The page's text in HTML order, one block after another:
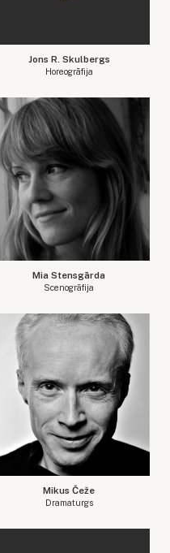
Jons R. Skulbergs
Horeogrāfija
Mia Stensgārda
Scenogrāfija
Mikus Čeže
Dramaturgs